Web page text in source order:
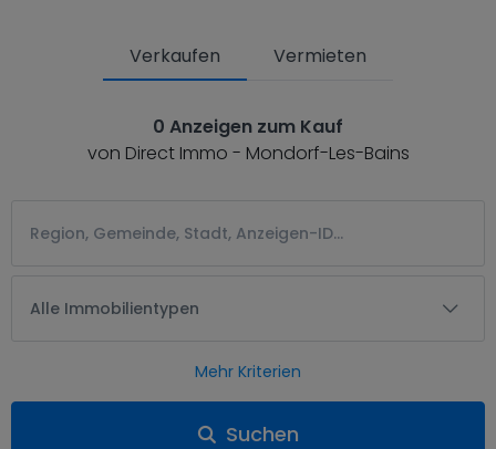
Verkaufen Vermieten
0 Anzeigen zum Kauf
von Direct Immo - Mondorf-Les-Bains
Alle Immobilientypen
Mehr Kriterien
Suchen